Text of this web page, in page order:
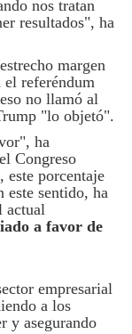
nos tratan
resultados", ha
margen
el referéndum
no llamó al
"lo objetó".
ha
Congreso
este porcentaje
este sentido, ha
actual
a favor de
empresarial
a los
y asegurando